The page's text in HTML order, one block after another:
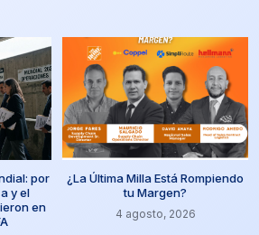
por
y el
en
¿La Última Milla Está Rompiendo
tu Margen?
4 agosto, 2026